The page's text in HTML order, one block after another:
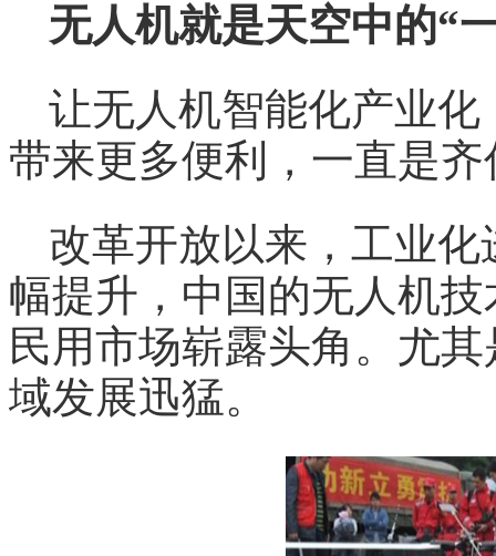
无人机就是天空中的“
让无人机智能化产业
带来更多便利，一直是
改革开放以来，工业
幅提升，中国的无人机
民用市场崭露头角。尤
域发展迅猛。